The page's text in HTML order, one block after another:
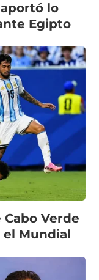
lo
Egipto
Verde
Mundial